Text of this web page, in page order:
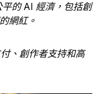
的 AI 經濟，包括創
網紅。
、創作者支持和高